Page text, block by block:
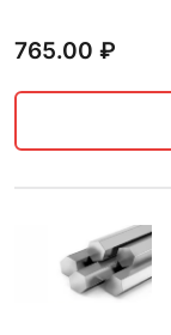
765.00 ₽